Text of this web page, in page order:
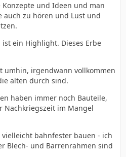
und Ideen und man
auch zu hören und Lust und
ein Highlight. Dieses Erbe
umhin, irgendwann vollkommen
alten durch sind.
haben immer noch Bauteile,
Nachkriegszeit im Mangel
bahnfester bauen - ich
Blech- und Barrenrahmen sind